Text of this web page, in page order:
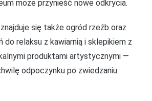
może przynieść nowe odkrycia.
się także ogród rzeźb oraz
do relaksu z kawiarnią i sklepikiem z
produktami artystycznymi —
odpoczynku po zwiedzaniu.